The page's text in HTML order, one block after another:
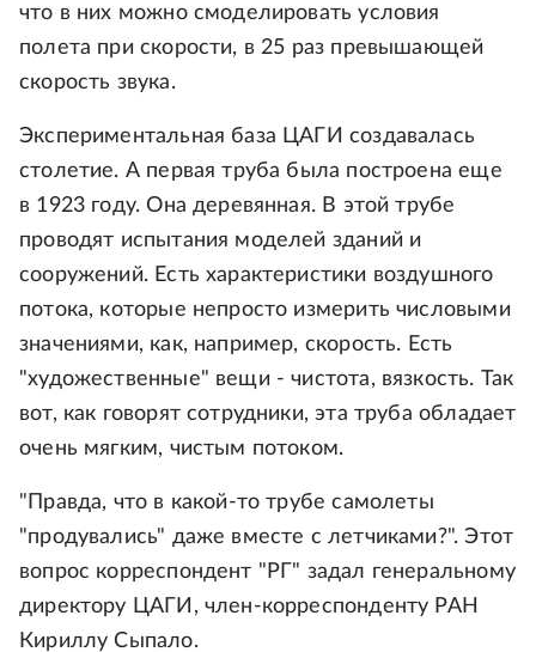
что в них можно смоделировать условия
полета при скорости, в 25 раз превышающей
скорость звука.
Экспериментальная база ЦАГИ создавалась
столетие. А первая труба была построена еще
в 1923 году. Она деревянная. В этой трубе
проводят испытания моделей зданий и
сооружений. Есть характеристики воздушного
потока, которые непросто измерить числовыми
значениями, как, например, скорость. Есть
"художественные" вещи - чистота, вязкость. Так
вот, как говорят сотрудники, эта труба обладает
очень мягким, чистым потоком.
"Правда, что в какой-то трубе самолеты
"продувались" даже вместе с летчиками?". Этот
вопрос корреспондент "РГ" задал генеральному
директору ЦАГИ, член-корреспонденту РАН
Кириллу Сыпало.